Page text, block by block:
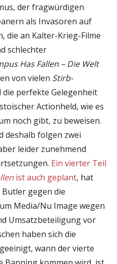
der fragwürdigen
als Invasoren auf
die an Kalter-Krieg-Filme
schlechter
Has Fallen – Die Welt
von vielen Stirb-
perfekte Gelegenheit
Actionheld, wie es
noch gibt, zu beweisen.
deshalb folgen zwei
leider zunehmend
Ein vierter Teil
ist auch geplant, hat
gegen die
Media/Nu Image wegen
Umsatzbeteiligung vor
haben sich die
wann der vierte